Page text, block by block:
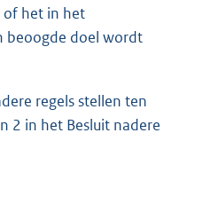
of het in het
beoogde doel wordt
regels stellen ten
2 in het Besluit nadere